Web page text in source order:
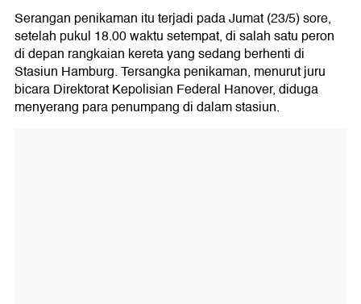
Serangan penikaman itu terjadi pada Jumat (23/5) sore,
setelah pukul 18.00 waktu setempat, di salah satu peron
di depan rangkaian kereta yang sedang berhenti di
Stasiun Hamburg. Tersangka penikaman, menurut juru
bicara Direktorat Kepolisian Federal Hanover, diduga
menyerang para penumpang di dalam stasiun.